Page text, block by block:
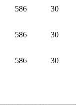
586 30
586 30
586 30